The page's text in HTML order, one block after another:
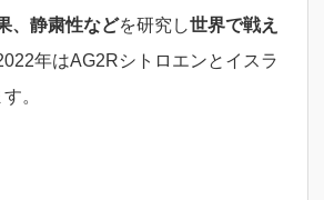
、静粛性などを研究し世界で戦え
年はAG2Rシトロエンとイスラ
。